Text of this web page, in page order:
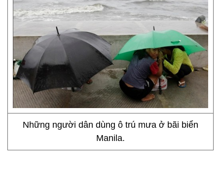
Những người dân dùng ô trú mưa ở bãi biển
Manila.